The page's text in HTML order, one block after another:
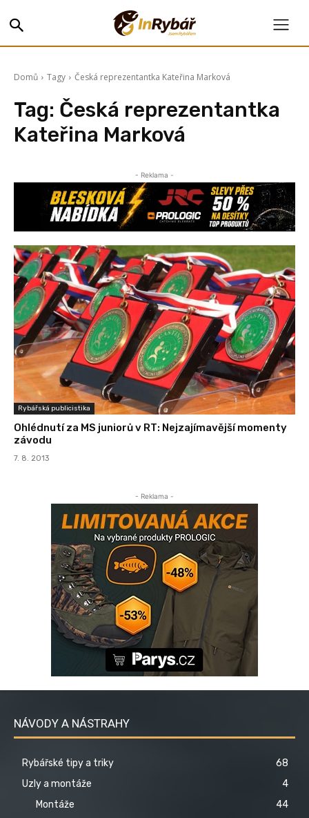
Domů Tagy Česká reprezentantka Kateřina Marková
Tag: Česká reprezentantka
Kateřina Marková
- Reklama -
Rybářská publicistika
Ohlédnutí za MS juniorů v RT: Nejzajímavější momenty
závodu
7. 8. 2013
- Reklama -
NÁVODY A NÁSTRAHY
Rybářské tipy a triky
68
Uzly a montáže
4
Montáže
44